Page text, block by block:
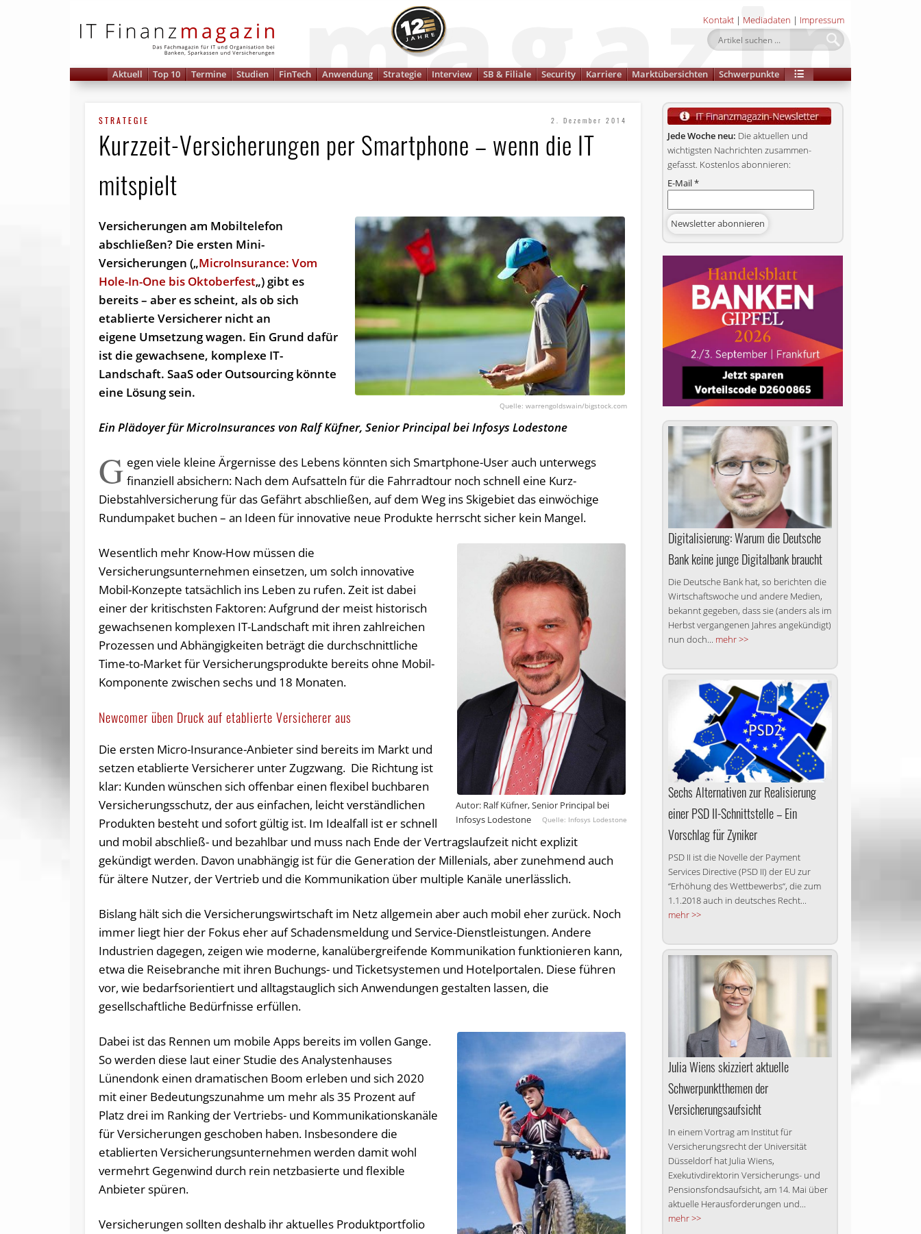
Kontakt | Mediadaten | Impressum
Aktuell Top 10 Termine Studien FinTech Anwendung Strategie Interview SB & Filiale Security Karriere Marktübersichten Schwerpunkte
STRATEGIE 2. Dezember 2014
Kurzzeit-Versicherungen per Smartphone – wenn die IT
mitspielt
warrengoldswain/bigstock.com
Versicherungen am Mobiltelefon
abschließen? Die ersten Mini-
Versicherungen („Micro­In­surance: Vom
Hole-​​In-​​One bis Oktoberfest„) gibt es
bereits – aber es scheint, als ob sich
etablierte Versicherer nicht an
eigene Umsetzung wagen. Ein Grund dafür
ist die gewachsene, komplexe IT-
Landschaft. SaaS oder Outsourcing könnte
eine Lösung sein.
Ein Plädoyer für MicroInsurances von Ralf Küfner, Senior Principal bei Infosys Lodestone
G egen viele kleine Ärgernisse des Lebens könnten sich Smartphone-User auch unterwegs
finanziell absichern: Nach dem Aufsatteln für die Fahrradtour noch schnell eine Kurz-
Diebstahlversicherung für das Gefährt abschließen, auf dem Weg ins Skigebiet das einwöchige
Rundumpaket buchen – an Ideen für innovative neue Produkte herrscht sicher kein Mangel.
Autor: Ralf Küfner, Senior Principal bei
Infosys Lodestone
Infosys Lodestone
Wesentlich mehr Know-How müssen die
Versicherungsunternehmen einsetzen, um solch innovative
Mobil-Konzepte tatsächlich ins Leben zu rufen. Zeit ist dabei
einer der kritischsten Faktoren: Aufgrund der meist historisch
gewachsenen komplexen IT-Landschaft mit ihren zahlreichen
Prozessen und Abhängigkeiten beträgt die durchschnittliche
Time-to-Market für Versicherungsprodukte bereits ohne Mobil-
Komponente zwischen sechs und 18 Monaten.
Newcomer üben Druck auf etablierte Versicherer aus
Die ersten Micro-Insurance-Anbieter sind bereits im Markt und
setzen etablierte Versicherer unter Zugzwang. Die Richtung ist
klar: Kunden wünschen sich offenbar einen flexibel buchbaren
Versicherungsschutz, der aus einfachen, leicht verständlichen
Produkten besteht und sofort gültig ist. Im Idealfall ist er schnell
und mobil abschließ- und bezahlbar und muss nach Ende der Vertragslaufzeit nicht explizit
gekündigt werden. Davon unabhängig ist für die Generation der Millenials, aber zunehmend auch
für ältere Nutzer, der Vertrieb und die Kommunikation über multiple Kanäle unerlässlich.
Bislang hält sich die Versicherungswirtschaft im Netz allgemein aber auch mobil eher zurück. Noch
immer liegt hier der Fokus eher auf Schadensmeldung und Service-Dienstleistungen. Andere
Industrien dagegen, zeigen wie moderne, kanalübergreifende Kommunikation funktionieren kann,
etwa die Reisebranche mit ihren Buchungs- und Ticketsystemen und Hotelportalen. Diese führen
vor, wie bedarfsorientiert und alltagstauglich sich Anwendungen gestalten lassen, die
gesellschaftliche Bedürfnisse erfüllen.
Dabei ist das Rennen um mobile Apps bereits im vollen Gange.
So werden diese laut einer Studie des Analystenhauses
Lünendonk einen dramatischen Boom erleben und sich 2020
mit einer Bedeutungszunahme um mehr als 35 Prozent auf
Platz drei im Ranking der Vertriebs- und Kommunikationskanäle
für Versicherungen geschoben haben. Insbesondere die
etablierten Versicherungsunternehmen werden damit wohl
vermehrt Gegenwind durch rein netzbasierte und flexible
Anbieter spüren.
Versicherungen sollten deshalb ihr aktuelles Produktportfolio
Jede Woche neu: Die aktuellen und
wichtigsten Nachrichten zusammen­
gefasst. Kostenlos abonnieren:
E-Mail*
Digitalisierung: Warum die Deutsche
Bank keine junge Digitalbank braucht
Die Deutsche Bank hat, so berichten die
Wirtschaftswoche und andere Medien,
bekannt gegeben, dass sie (anders als im
Herbst vergangenen Jahres angekündigt)
nun doch... mehr >>
Sechs Alternativen zur Realisierung
einer PSD II-Schnittstelle – Ein
Vorschlag für Zyniker
PSD II ist die Novelle der Payment
Services Directive (PSD II) der EU zur
“Erhöhung des Wettbewerbs“, die zum
1.1.2018 auch in deut­sches Recht...
mehr >>
Julia Wiens skizziert aktuelle
Schwerpunktthemen der
Versicherungsaufsicht
In einem Vortrag am Institut für
Versicherungsrecht der Universität
Düsseldorf hat Julia Wiens,
Exekutivdirektorin Versicherungs- und
Pensionsfondsaufsicht, am 14. Mai über
aktuelle Herausforderungen und...
mehr >>